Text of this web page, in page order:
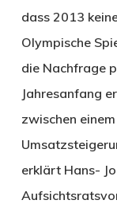
dass 2013
Olympische
die Nachfrage
Jahresanfang
zwischen
erklärt Hans-